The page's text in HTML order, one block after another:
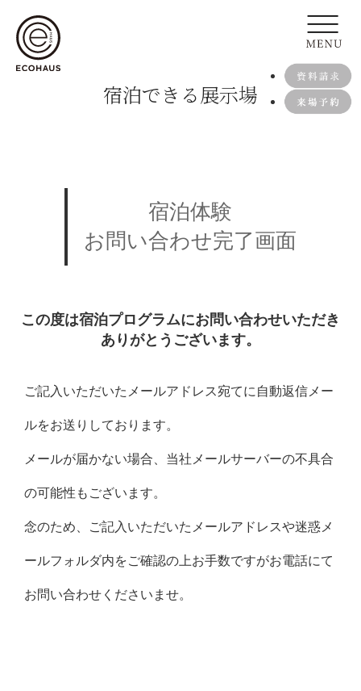
宿泊できる展示場
宿泊体験
お問い合わせ完了画面
この度は宿泊プログラムにお問い合わせいただき
ありがとうございます。
ご記入いただいたメールアドレス宛てに自動返信メー
ルをお送りしております。
メールが届かない場合、当社メールサーバーの不具合
の可能性もございます。
念のため、ご記入いただいたメールアドレスや迷惑メ
ールフォルダ内をご確認の上お手数ですがお電話にて
お問い合わせくださいませ。